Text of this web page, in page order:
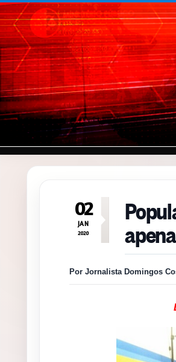
Pular para o conteúdo
02
JAN
2020
Por Jornalista Domingos